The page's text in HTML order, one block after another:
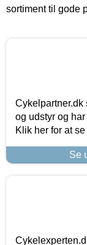
sortiment til gode
og udstyr og
Klik her for at
Se